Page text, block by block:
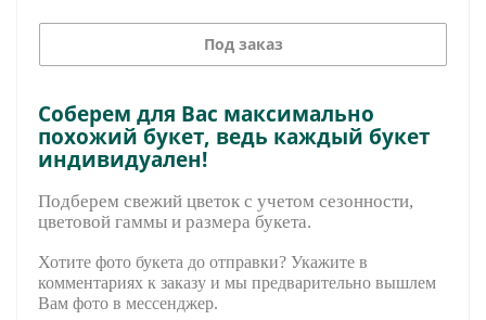
Под заказ
Соберем для Вас максимально
похожий букет, ведь каждый букет
индивидуален!
Подберем свежий цветок с учетом сезонности,
цветовой гаммы и размера букета.
Хотите фото букета до отправки? Укажите в
комментариях к заказу и мы предварительно вышлем
Вам фото в мессенджер.